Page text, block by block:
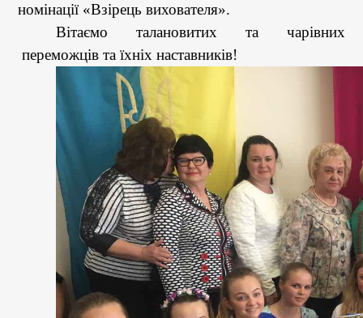
номінації «Взірець вихователя».
Вітаємо
талановитих та чарівних
переможців та їхніх наставників!